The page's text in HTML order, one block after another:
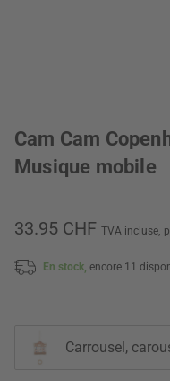
Cam Cam
Musique mobile
33.95 CHF TVA incluse,
En stock, encore 11
Carrousel,